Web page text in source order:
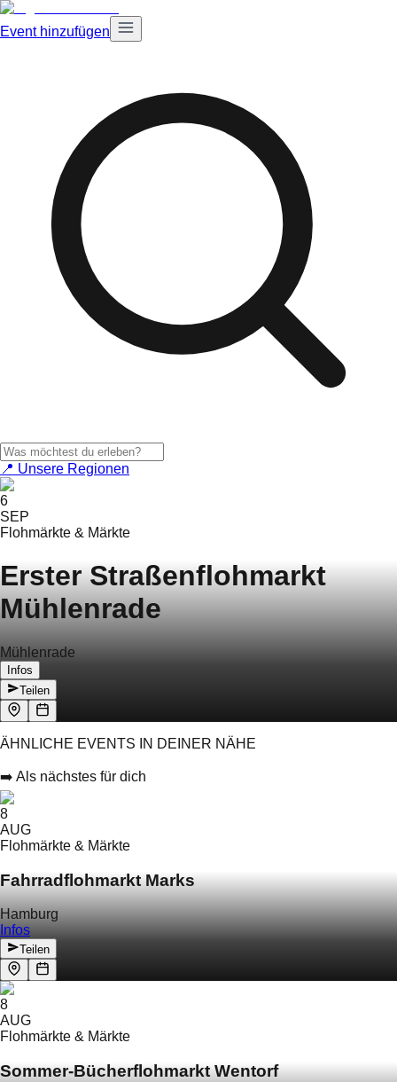
Event hinzufügen
📍 Unsere Regionen
6
SEP
Flohmärkte & Märkte
Erster Straßenflohmarkt
Mühlenrade
Mühlenrade
Infos
Teilen
ÄHNLICHE EVENTS IN DEINER NÄHE
➡️ Als nächstes für dich
8
AUG
Flohmärkte & Märkte
Fahrradflohmarkt Marks
Hamburg
Infos
Teilen
8
AUG
Flohmärkte & Märkte
Sommer-Bücherflohmarkt Wentorf